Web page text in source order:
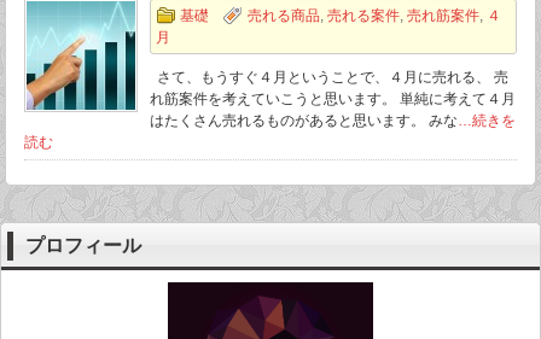
基礎 売れる商品 ,売れる案件 ,売れ筋案件 ４
月
さて、もうすぐ４月ということで、４月に売れる、 売
れ筋案件を考えていこうと思います。 単純に考えて４月
はたくさん売れるものがあると思います。 みな
…続きを
読む
プロフィール